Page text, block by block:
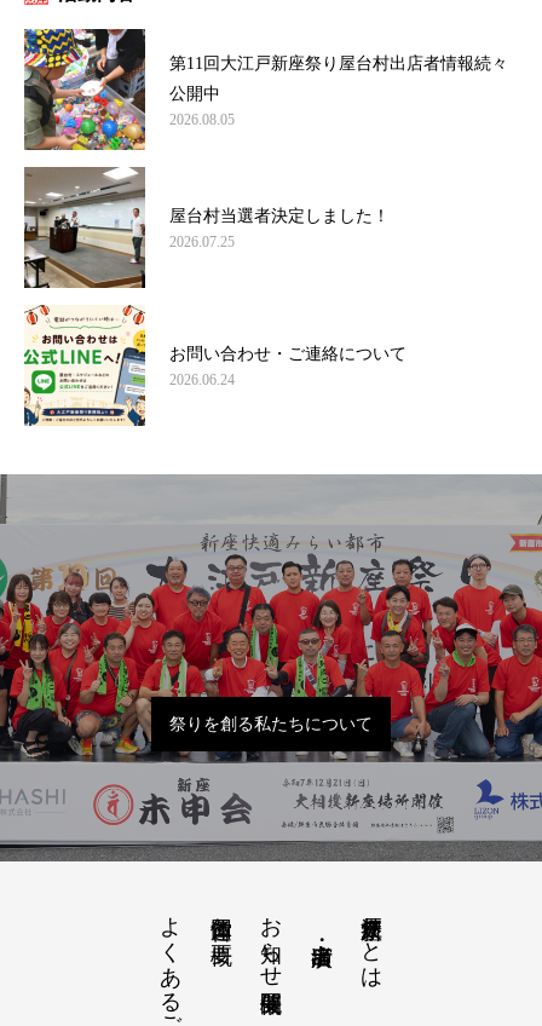
第11回大江戸新座祭り屋台村出店者情報続々
公開中
2026.08.05
屋台村当選者決定しました！
2026.07.25
お問い合わせ・ご連絡について
2026.06.24
祭りを創る私たちについて
大江戸新座祭りとは
お知らせ開催概要
運営団体と概要
よくあるご質問